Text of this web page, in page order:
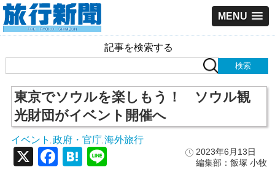
MENU
記事を検索する
東京でソウルを楽しもう！ ソウル観
光財団がイベント開催へ
イベント 政府・官庁 海外旅行
2023年6月13日
編集部：飯塚 小牧
X Facebook
Hatena